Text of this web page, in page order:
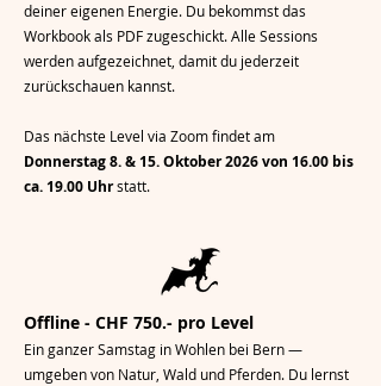
deiner eigenen Energie. Du bekommst das
Workbook als PDF zugeschickt. Alle Sessions
werden aufgezeichnet, damit du jederzeit
zurückschauen kannst.
Das nächste Level via Zoom findet am
Donnerstag 8. & 15. Oktober 2026 von 16.00 bis
ca. 19.00 Uhrstatt.
Offline - CHF 750.- pro Level
Ein ganzer Samstag in Wohlen bei Bern —
umgeben von Natur, Wald und Pferden. Du lernst